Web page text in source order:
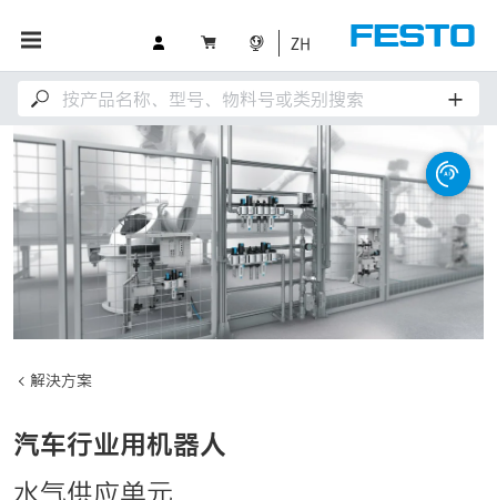
ZH
解決方案
汽车行业用机器人
水气供应单元